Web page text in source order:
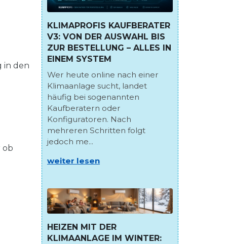
in den
ob
KLIMAPROFIS KAUFBERATER
V3: VON DER AUSWAHL BIS
ZUR BESTELLUNG – ALLES IN
EINEM SYSTEM
Wer heute online nach einer
Klimaanlage sucht, landet
häufig bei sogenannten
Kaufberatern oder
Konfiguratoren. Nach
mehreren Schritten folgt
jedoch me...
weiter lesen
HEIZEN MIT DER
KLIMAANLAGE IM WINTER: